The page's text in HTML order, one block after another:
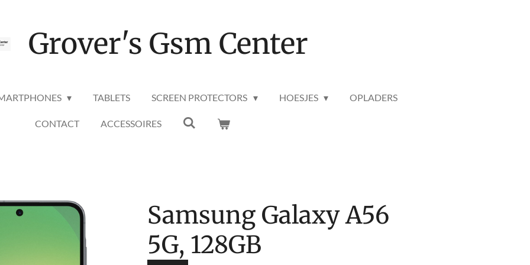
Grover's Gsm Center
TABLETS SCREEN PROTECTORS HOESJES OPLADERS
CONTACT ACCESSOIRES
Samsung Galaxy A56
5G, 128GB